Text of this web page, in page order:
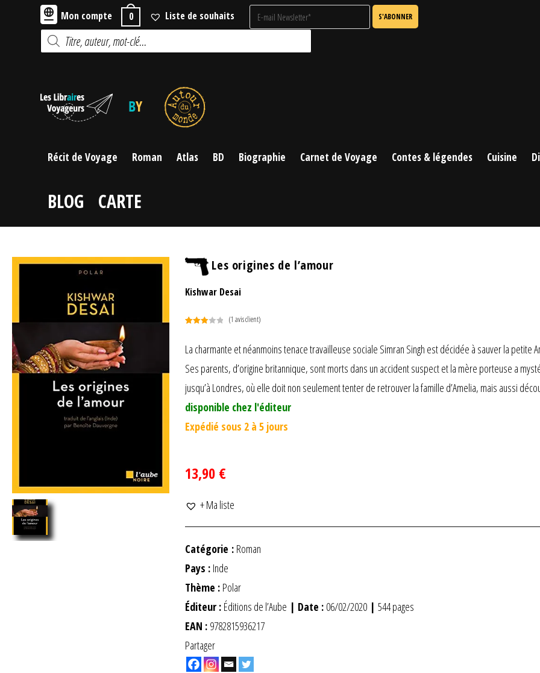
Mon compte 0 Liste de souhaits
Recherche
de
produits
Récit de Voyage Roman Atlas BD Biographie Carnet de Voyage Contes & légendes Cuisine
BLOG CARTE
Les origines de l’amour
Kishwar Desai
sur 5
basé
notation
(1 avis client)
La charmante et néanmoins tenace travailleuse sociale Simran Singh est décidée à sauver la
Ses parents, d’origine britannique, sont morts dans un accident suspect et la mère porteuse a
jusqu’à Londres, où elle doit non seulement tenter de retrouver la famille d’Amelia, mais aussi
disponible chez l'éditeur
Expédié sous 2 à 5 jours
13,90 €
+ Ma liste
Catégorie : Roman
Pays : Inde
Thème : Polar
Éditeur : Éditions de l’Aube | Date : 06/02/2020| 544 pages
EAN : 9782815936217
Partager